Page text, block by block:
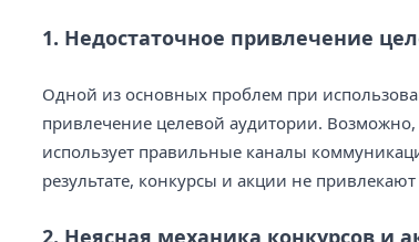
1. Недостаточное привлечение
Одной из основных проблем при
привлечение целевой аудитории.
использует правильные каналы
результате, конкурсы и акции не
2. Неясная механика конкурсов и